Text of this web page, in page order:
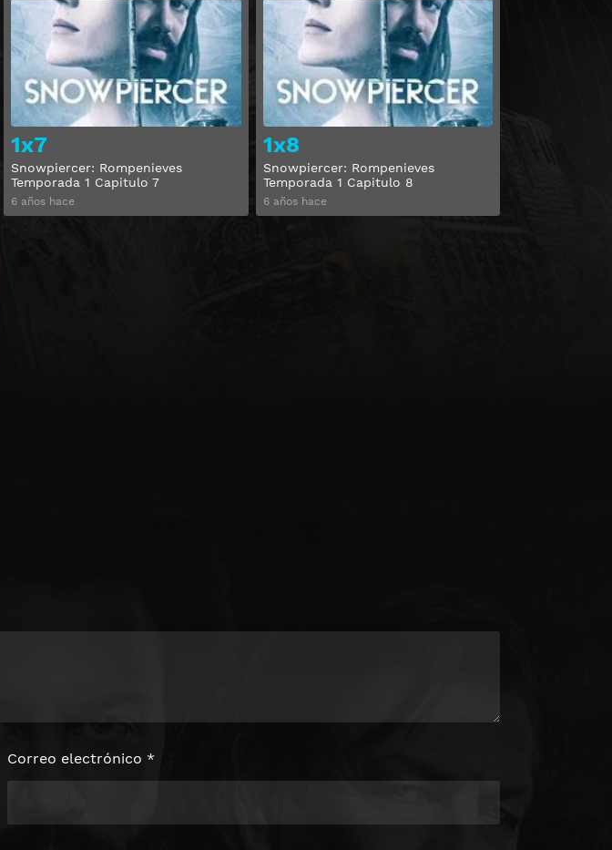
Ver
1x7
Snowpiercer: Rompenieves
Temporada 1 Capitulo 7
6 años hace
Ver
1x8
Snowpiercer: Rompenieves
Temporada 1 Capitulo 8
6 años hace
Correo electrónico *